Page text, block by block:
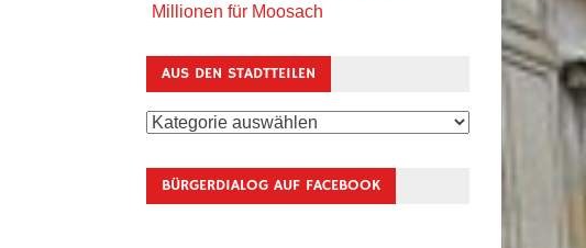
Millionen für Moosach
AUS DEN STADTTEILEN
Aus
Stadtteilen
BÜRGERDIALOG AUF FACEBOOK